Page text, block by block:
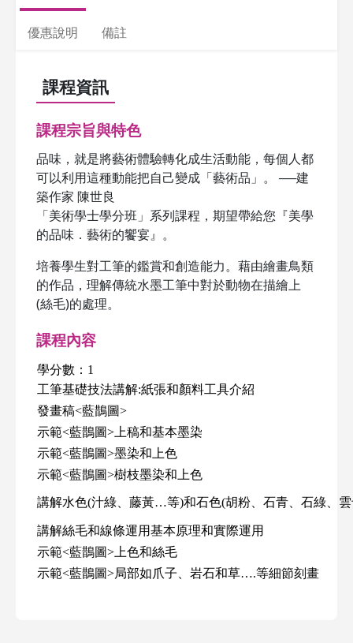
優惠說明 備註
課程資訊
課程宗旨與特色
品味，就是將藝術體驗轉化成生活動能，每個人都
可以利用這種動能把自己變成「藝術品」。 ──建
築作家 陳世良
「美術學士學分班」系列課程，期望帶給您『美學
的品味．藝術的饗宴』。
培養學生對工筆的鑑賞和創造能力。藉由繪畫鳥類
的作品，理解傳統水墨工筆中對於動物在描繪上
(絲毛)的處理。
課程內容
學分數：1
工筆基礎技法講解:紙張和顏料工具介紹
發畫稿<藍鵲圖>
示範<藍鵲圖> 上稿和基本墨染
示範<藍鵲圖>墨染和上色
示範<藍鵲圖>樹枝墨染和上色
講解水色(汁綠、藤黃…等)和石色(胡粉、石青、石綠、
講解絲毛和線條運用基本原理和實際運用
示範<藍鵲圖> 上色和絲毛
示範<藍鵲圖>局部如爪子 岩石和草….等細節刻畫